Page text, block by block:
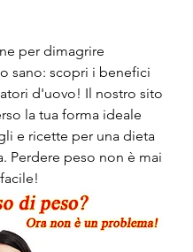
per dimagrire
sano: scopri i benefici
d'uovo! Il nostro sito
la tua forma ideale
e ricette per una dieta
Perdere peso non è mai